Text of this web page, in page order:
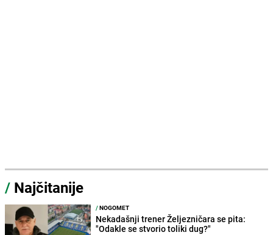
/ Najčitanije
/NOGOMET
Nekadašnji trener Željezničara se pita:
"Odakle se stvorio toliki dug?"